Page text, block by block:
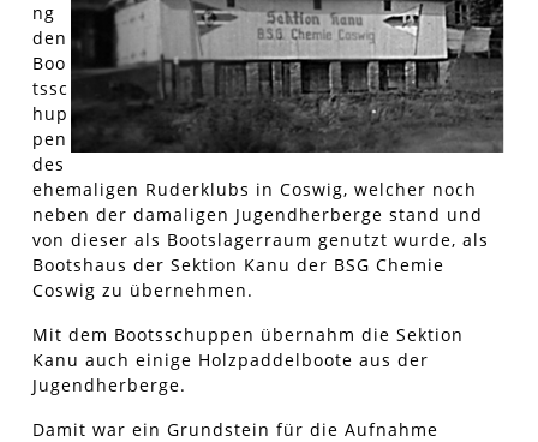
ng
den
Boo
tssc
hup
pen
des
ehemaligen Ruderklubs in Coswig, welcher noch
neben der damaligen Jugendherberge stand und
von dieser als Bootslagerraum genutzt wurde, als
Bootshaus der Sektion Kanu der BSG Chemie
Coswig zu übernehmen.
Mit dem Bootsschuppen übernahm die Sektion
Kanu auch einige Holzpaddelboote aus der
Jugendherberge.
Damit war ein Grundstein für die Aufnahme